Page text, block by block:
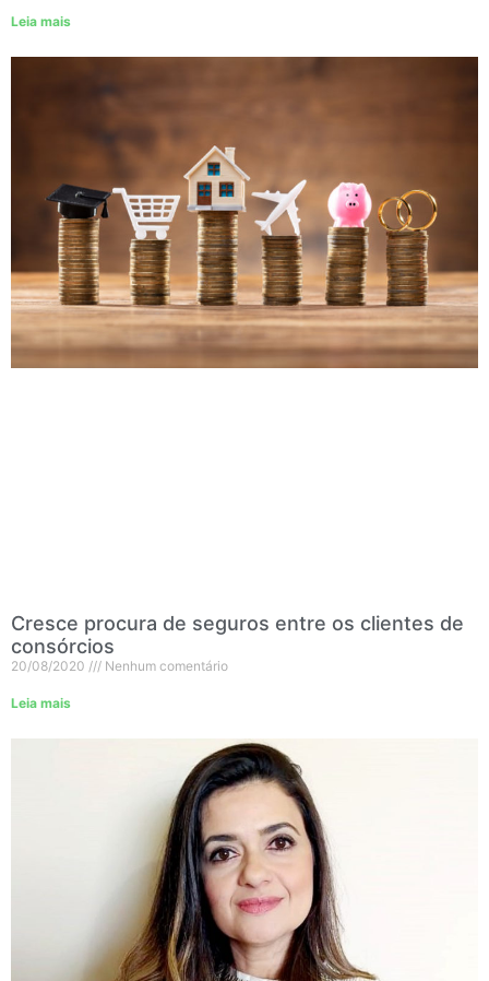
Leia mais
Cresce procura de seguros entre os clientes de
consórcios
20/08/2020 Nenhum comentário
Leia mais